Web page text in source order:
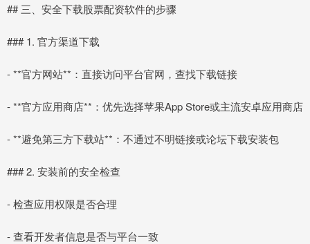
## 三、安全下载股票配资软件的步骤
### 1. 官方渠道下载
- **官方网站**：直接访问平台官网，查找下载链接
- **官方应用商店**：优先选择苹果App Store或主流安卓应用商店
- **避免第三方下载站**：不通过不明链接或论坛下载安装包
### 2. 安装前的安全检查
- 检查应用权限是否合理
- 查看开发者信息是否与平台一致